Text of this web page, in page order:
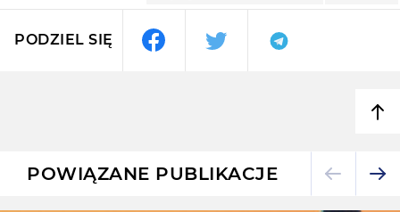
PODZIEL SIĘ
POWIĄZANE PUBLIKACJE